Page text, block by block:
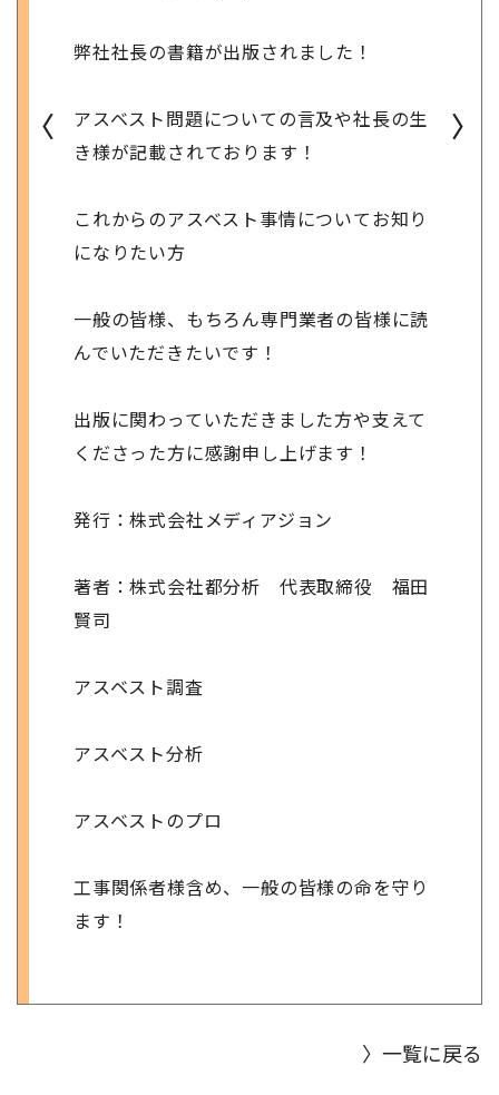
弊社社長の書籍が出版されました！
アスベスト問題についての言及や社長の生
き様が記載されております！
これからのアスベスト事情についてお知り
になりたい方
一般の皆様、もちろん専門業者の皆様に読
んでいただきたいです！
出版に関わっていただきました方や支えて
くださった方に感謝申し上げます！
発行：株式会社メディアジョン
著者：株式会社都分析 代表取締役 福田
賢司
アスベスト調査
アスベスト分析
アスベストのプロ
工事関係者様含め、一般の皆様の命を守り
ます！
〈 〉
〉一覧に戻る